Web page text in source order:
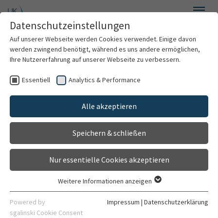
Zum Hauptinhalt springen
Willkommen
Über uns
Für Patienten
Leistungsspektrum
Anästhesiologie
Anmeldung INTECH
Advanced 2026-1
Für Notärzte
Datenschutzeinstellungen
Auf unserer Webseite werden Cookies verwendet. Einige davon
werden zwingend benötigt, während es uns andere ermöglichen,
Ihre Nutzererfahrung auf unserer Webseite zu verbessern.
Essentiell Analytics & Performance
Alle akzeptieren
Speichern & schließen
Nur essentielle Cookies akzeptieren
Essentielle Cookies werden für grundlegende Funktionen der
Webseite benötigt. Dadurch ist gewährleistet, dass die
Weitere Informationen anzeigen
Powered by
sgalinski Cookie Consent
Impressum | Datenschutzerklärung